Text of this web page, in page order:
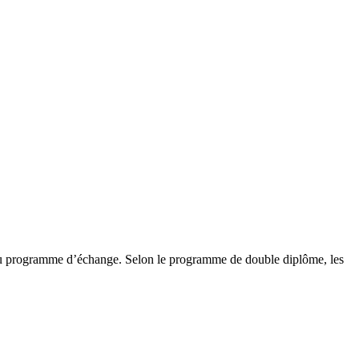
d’échange. Selon le programme de double diplôme, les